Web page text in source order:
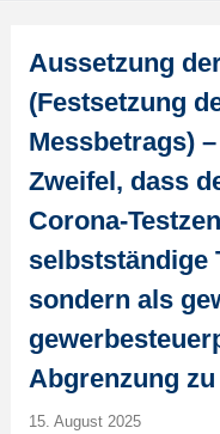
Aussetzung
(Festsetzung
Messbetrags)
Zweifel, dass
Corona-
selbstständige
sondern als
Abgrenzung zu
15. August 2025